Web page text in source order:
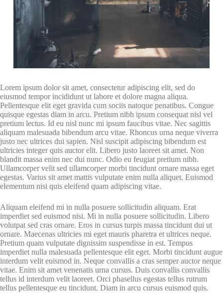
Lorem ipsum dolor sit amet, consectetur adipiscing elit, sed do
eiusmod tempor incididunt ut labore et dolore magna aliqua.
Pellentesque elit eget gravida cum sociis natoque penatibus. Congue
quisque egestas diam in arcu. Pretium nibh ipsum consequat nisl vel
pretium lectus. Id eu nisl nunc mi ipsum faucibus vitae. Nec sagittis
aliquam malesuada bibendum arcu vitae. Rhoncus urna neque viverra
justo nec ultrices dui sapien. Nisl suscipit adipiscing bibendum est
ultricies integer quis auctor elit. Libero justo laoreet sit amet. Non
blandit massa enim nec dui nunc. Odio eu feugiat pretium nibh.
Ullamcorper velit sed ullamcorper morbi tincidunt ornare massa eget
egestas. Varius sit amet mattis vulputate enim nulla aliquet. Euismod
elementum nisi quis eleifend quam adipiscing vitae.
Aliquam eleifend mi in nulla posuere sollicitudin aliquam. Erat
imperdiet sed euismod nisi. Mi in nulla posuere sollicitudin. Libero
volutpat sed cras ornare. Eros in cursus turpis massa tincidunt dui ut
ornare. Maecenas ultricies mi eget mauris pharetra et ultrices neque.
Pretium quam vulputate dignissim suspendisse in est. Tempus
imperdiet nulla malesuada pellentesque elit eget. Morbi tincidunt augue
interdum velit euismod in. Neque convallis a cras semper auctor neque
vitae. Enim sit amet venenatis urna cursus. Duis convallis convallis
tellus id interdum velit laoreet. Orci phasellus egestas tellus rutrum
tellus pellentesque eu tincidunt. Diam in arcu cursus euismod quis.